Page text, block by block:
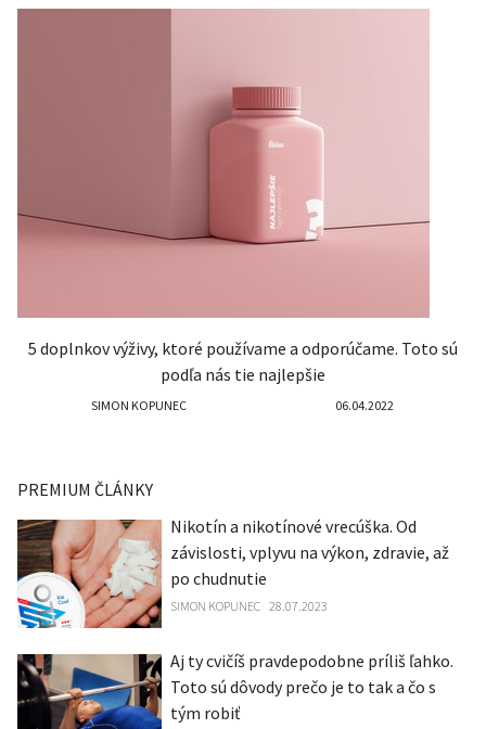
5 doplnkov výživy, ktoré používame a odporúčame. Toto sú
podľa nás tie najlepšie
SIMON KOPUNEC 06.04.2022
PREMIUM ČLÁNKY
Nikotín a nikotínové vrecúška. Od
závislosti, vplyvu na výkon, zdravie, až
po chudnutie
SIMON KOPUNEC 28.07.2023
Aj ty cvičíš pravdepodobne príliš ľahko.
Toto sú dôvody prečo je to tak a čo s
tým robiť